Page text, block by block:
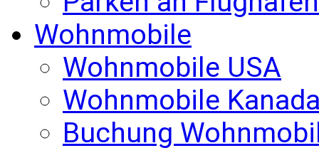
Wohnmobile
Wohnmobile USA
Wohnmobile
Buchung